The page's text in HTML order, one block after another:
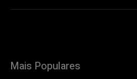
Mais Populares